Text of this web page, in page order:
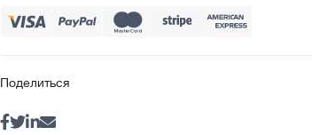
Поделиться